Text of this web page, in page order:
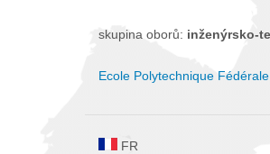
skupina oborů: inženýrsko-
Ecole Polytechnique
FR